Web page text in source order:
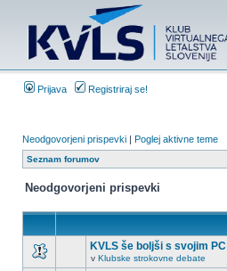
Prijava Registriraj se!
Neodgovorjeni prispevki | Poglej aktivne teme
Seznam forumov
Neodgovorjeni prispevki
KVLS še boljši s svojim PC
v Klubske strokovne debate